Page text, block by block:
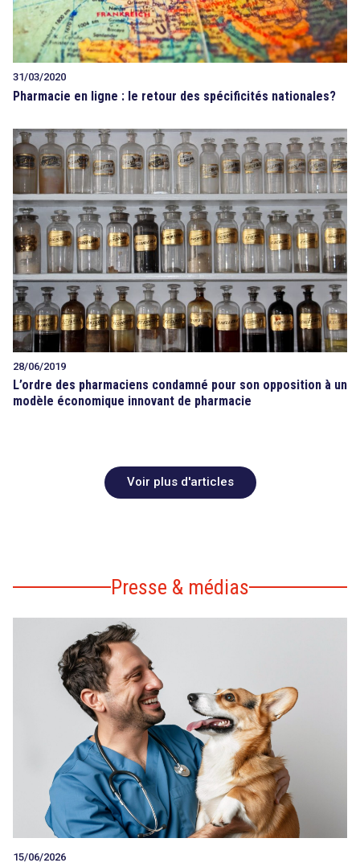
31/03/2020
Pharmacie en ligne : le retour des spécificités nationales?
28/06/2019
L’ordre des pharmaciens condamné pour son opposition à un
modèle économique innovant de pharmacie
Voir plus d'articles
Presse & médias
15/06/2026